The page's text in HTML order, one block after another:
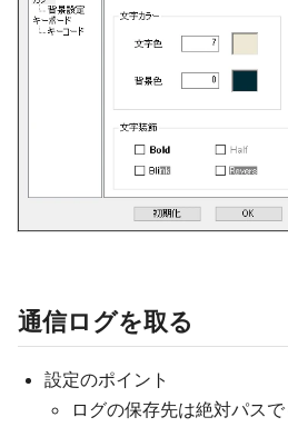
通信ログを取る
設定のポイント
ログの保存先は絶対パス